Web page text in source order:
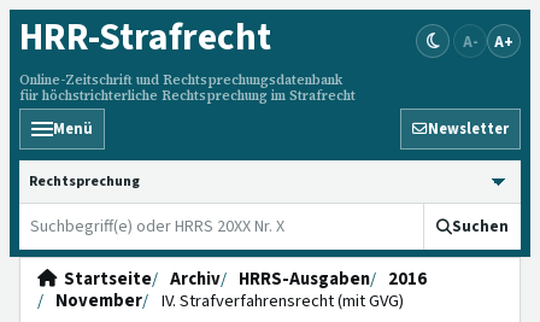
HRR-Strafrecht
Online-Zeitschrift und Rechtsprechungsdatenbank
für höchstrichterliche Rechtsprechung im Strafrecht
A- A+
Menü Newsletter
HRRS durchsuchen
Suchen
Startseite Archiv HRRS-Ausgaben
2016
November
IV. Strafverfahrensrecht (mit GVG)